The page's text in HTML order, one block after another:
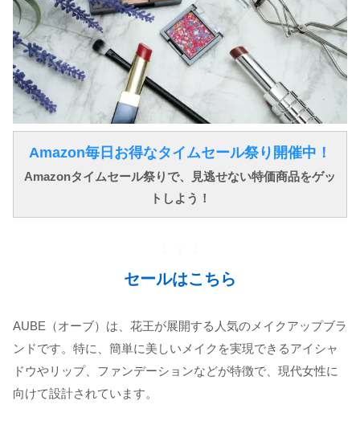
Amazon毎日お得なタイムセール祭り開催中！
Amazonタイムセール祭りで、見逃せない特価商品をゲッ
トしよう！
セールはこちら
AUBE（オーブ）は、花王が展開する人気のメイクアップブラ
ンドです。特に、簡単に美しいメイクを実現できるアイシャ
ドウやリップ、ファンデーションなどが特徴で、現代女性に
向けて設計されています。